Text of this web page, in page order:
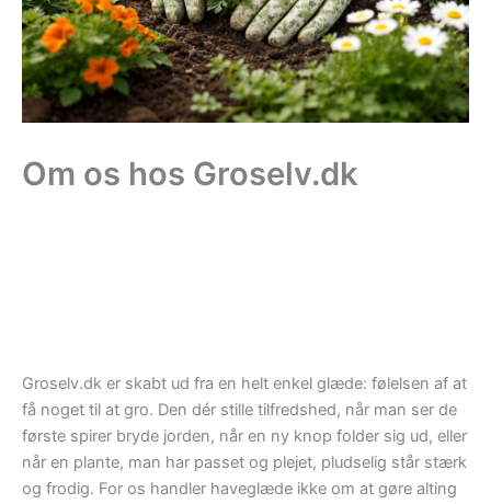
Om os hos Groselv.dk
Groselv.dk er skabt ud fra en helt enkel glæde: følelsen af at
få noget til at gro. Den dér stille tilfredshed, når man ser de
første spirer bryde jorden, når en ny knop folder sig ud, eller
når en plante, man har passet og plejet, pludselig står stærk
og frodig. For os handler haveglæde ikke om at gøre alting